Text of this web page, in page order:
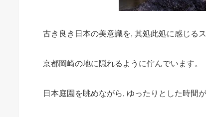
古き良き日本の美意識を, 其処此処に感じる
京都岡崎の地に隠れるように佇んでいます。
日本庭園を眺めながら, ゆったりとした時間が